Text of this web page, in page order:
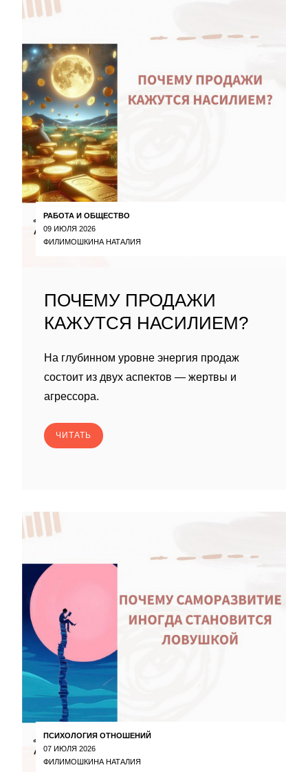
РАБОТА И ОБЩЕСТВО
09 ИЮЛЯ 2026
ФИЛИМОШКИНА НАТАЛИЯ
ПОЧЕМУ ПРОДАЖИ
КАЖУТСЯ НАСИЛИЕМ?
На глубинном уровне энергия продаж
состоит из двух аспектов — жертвы и
агрессора.
ЧИТАТЬ
ПСИХОЛОГИЯ ОТНОШЕНИЙ
07 ИЮЛЯ 2026
ФИЛИМОШКИНА НАТАЛИЯ